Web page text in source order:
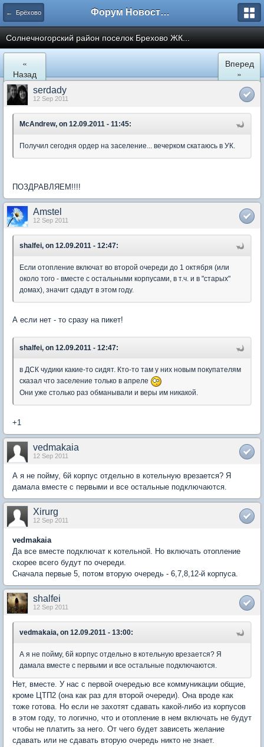
← Брёхово Форум Новостройки
Cолнечногорский район поселок Брехово ЖК...
«
Назад
Вперед
»
serdady
12 Sep 2011
McAndrew, on 12.09.2011 - 11:45:
Получил сегодня ордер на заселение... вечерком скатаюсь в УК.
ПОЗДРАВЛЯЕМ!!!!
Amstel
12 Sep 2011
shalfei, on 12.09.2011 - 12:47:
Если отопление включат во второй очереди до 1 октября (или
около того - вместе с остальными корпусами, в т.ч. и в "старых"
домах), значит сдадут в этом году.
А если нет - то сразу на пикет!
shalfei, on 12.09.2011 - 12:47:
в ДСК чудики какие-то сидят. Кто-то там у них новым покупателям
сказал что заселение только в апреле
Они уже столько раз обманывали и веры им никакой.
+1
vedmakaia
12 Sep 2011
А я не пойму, 6й корпус отдельно в котельную врезается? Я
дамала вместе с первыми и все остальные подключаются.
Xirurg
12 Sep 2011
vedmakaia
Да все вместе подключат к котельной. Но включать отопление
скорее всего будут по очереди.
Сначала первые 5, потом вторую очередь - 6,7,8,12-й корпуса.
shalfei
12 Sep 2011
vedmakaia, on 12.09.2011 - 13:00:
А я не пойму, 6й корпус отдельно в котельную врезается? Я
дамала вместе с первыми и все остальные подключаются.
Нет, вместе. У нас с первой очередью все коммуникации общие,
кроме ЦТП2 (она как раз для второй очереди). Она вроде как
тоже готова. Но если не захотят сдавать какой-либо из корпусов
в этом году, то логично, что и отопление в нем включать не будут
чтобы не платить за него. От чего будет зависеть желание
сдавать или не сдавать вторую очередь никто не знает.